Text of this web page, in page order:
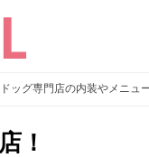
ッグ専門店の内装やメニュ
！